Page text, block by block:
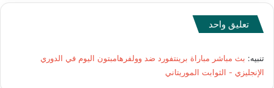
تعليق واحد
تنبيه: بث مباشر مباراة برينتفورد ضد وولفرهامبتون اليوم في الدوري
الإنجليزي - الثوابت الموريتاني